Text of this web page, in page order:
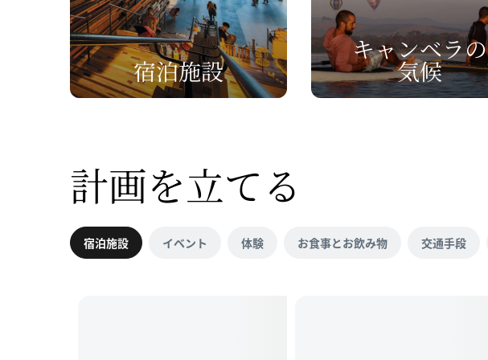
宿泊施設
キャンベラの
気候
計画を立てる
宿泊施設 イベント 体験 お食事とお飲み物 交通手段